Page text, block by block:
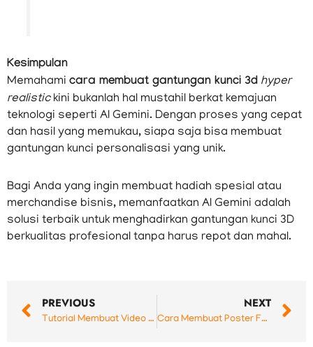
Kesimpulan
Memahami cara membuat gantungan kunci 3d hyper
realistickini bukanlah hal mustahil berkat kemajuan
teknologi seperti AI Gemini. Dengan proses yang cepat
dan hasil yang memukau, siapa saja bisa membuat
gantungan kunci personalisasi yang unik.
Bagi Anda yang ingin membuat hadiah spesial atau
merchandise bisnis, memanfaatkan AI Gemini adalah
solusi terbaik untuk menghadirkan gantungan kunci 3D
berkualitas profesional tanpa harus repot dan mahal.
PREVIOUS
Tutorial Membuat Video Miniatur Bergerak Realistis (AI Prompt Lengkap)
NEXT
Cara Membuat Poster Formula 1 dengan Wajah Sendiri Menggunakan AI: Keren, Realistis, dan Mudah!